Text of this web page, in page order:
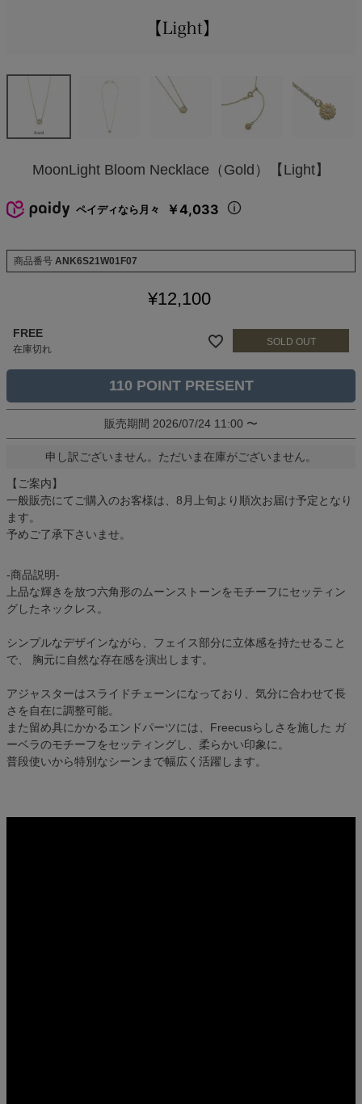
MoonLight Bloom Necklace（Gold）【Light】
ペイディなら月々 ￥4,033
商品番号 ANK6S21W01F07
¥12,100
FREE
在庫切れ
110
販売期間 2026/07/24 11:00 〜
申し訳ございません。ただいま在庫がございません。
【ご案内】
一般販売にてご購入のお客様は、8月上旬より順次お届け予定となり
ます。
予めご了承下さいませ。
-商品説明-
上品な輝きを放つ六角形のムーンストーンをモチーフにセッティン
グしたネックレス。
シンプルなデザインながら、フェイス部分に立体感を持たせること
で、 胸元に自然な存在感を演出します。
アジャスターはスライドチェーンになっており、気分に合わせて長
さを自在に調整可能。
また留め具にかかるエンドパーツには、Freecusらしさを施した ガ
ーベラのモチーフをセッティングし、柔らかい印象に。
普段使いから特別なシーンまで幅広く活躍します。